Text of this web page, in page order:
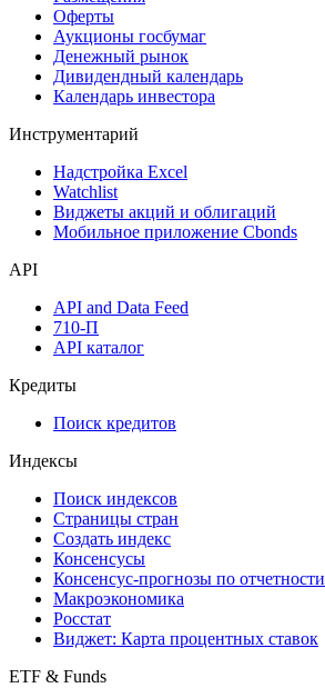
Оферты
Аукционы госбумаг
Денежный рынок
Дивидендный календарь
Календарь инвестора
Инструментарий
Надстройка Excel
Watchlist
Виджеты акций и облигаций
Мобильное приложение Cbonds
API
API and Data Feed
710-П
API каталог
Кредиты
Поиск кредитов
Индексы
Поиск индексов
Страницы стран
Создать индекс
Консенсусы
Консенсус-прогнозы по отчетности
Макроэкономика
Росстат
Виджет: Карта процентных ставок
ETF & Funds